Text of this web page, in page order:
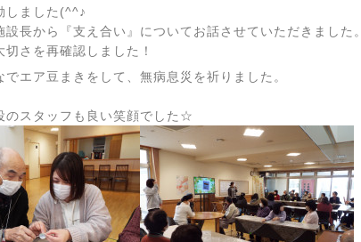
しました(^^♪
長から『支え合い』についてお話させていただきました。
さを再確認しました！
エア豆まきをして、無病息災を祈りました。
のスタッフも良い笑顔でした☆